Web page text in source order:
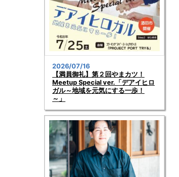
2026/07/16
【満員御礼】第２回やまカツ！
Meetup Special ver.「デアイヒロ
ガル～地域を元気にする一歩！
～」